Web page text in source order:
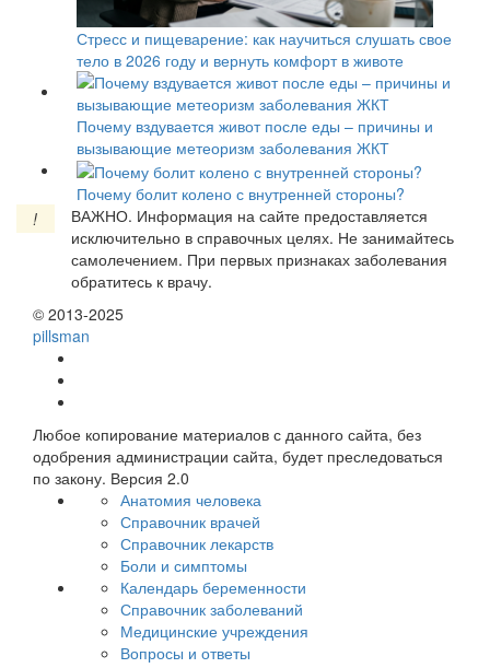
Стресс и пищеварение: как научиться слушать свое
тело в 2026 году и вернуть комфорт в животе
Почему вздувается живот после еды – причины и
вызывающие метеоризм заболевания ЖКТ
Почему болит колено с внутренней стороны?
!
ВАЖНО. Информация на сайте предоставляется
исключительно в справочных целях. Не занимайтесь
самолечением. При первых признаках заболевания
обратитесь к врачу.
© 2013-2025
pillsman
Любое копирование материалов с данного сайта, без
одобрения администрации сайта, будет преследоваться
по закону. Версия 2.0
Анатомия человека
Справочник врачей
Справочник лекарств
Боли и симптомы
Календарь беременности
Справочник заболеваний
Медицинские учреждения
Вопросы и ответы